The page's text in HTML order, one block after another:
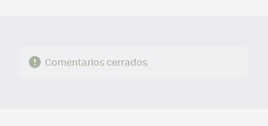
Comentarios cerrados